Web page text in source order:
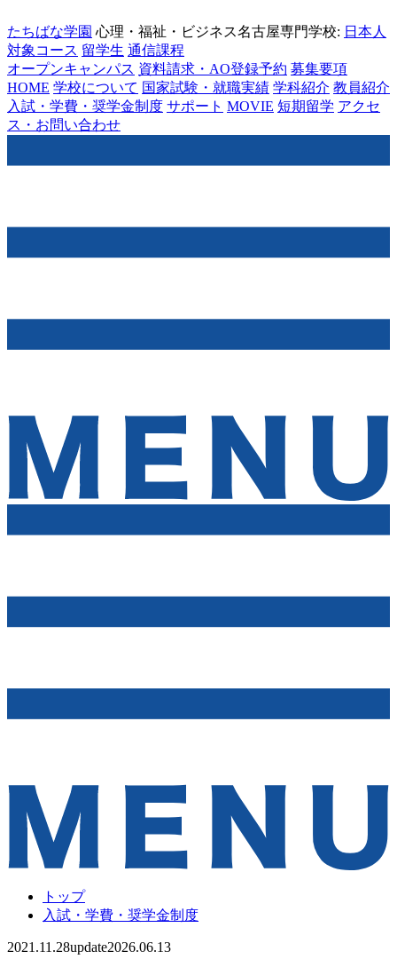
たちばな学園 心理・福祉・ビジネス名古屋専門学校: 日本人
対象コース 留学生 通信課程
オープンキャンパス 資料請求・AO登録予約 募集要項
HOME 学校について 国家試験・就職実績 学科紹介 教員紹介
入試・学費・奨学金制度 サポート MOVIE 短期留学 アクセ
ス・お問い合わせ
トップ
入試・学費・奨学金制度
2021.11.28update2026.06.13